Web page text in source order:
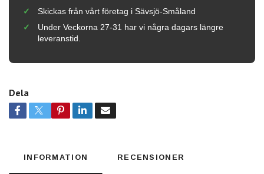
Skickas från vårt företag i Sävsjö-Småland
Under Veckorna 27-31 har vi några dagars längre
leveranstid.
Dela
INFORMATION RECENSIONER